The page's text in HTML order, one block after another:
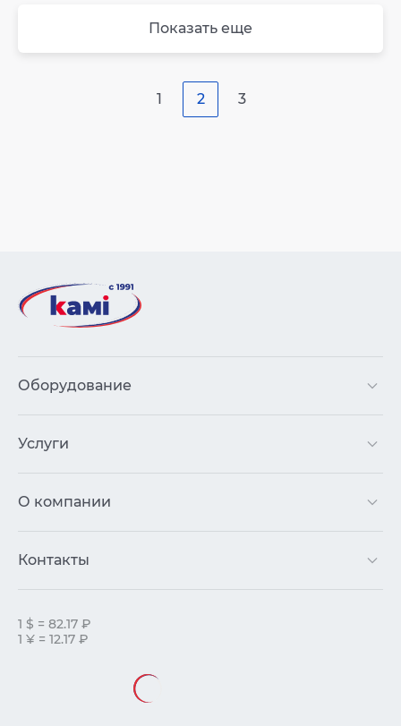
Показать еще
1 2 3
Оборудование
Услуги
О компании
Контакты
1 $ = 82.17 ₽
1 ¥ = 12.17 ₽